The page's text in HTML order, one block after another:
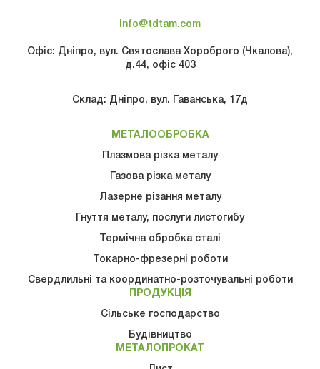
Info@tdtam.com
Офіс: Дніпро, вул. Святослава Хороброго (Чкалова),
д.44, офіс 403
Склад: Дніпро, вул. Гаванська, 17д
ПРОДУКЦІЯ
Сільське господарство
Будівництво
МЕТАЛОПРОКАТ
МЕТАЛООБРОБКА
Плазмова різка металу
Газова рiзка металу
Лазерне різання металу
Гнуття металу, послуги листогибу
Термічна обробка сталі
Токарно-фрезерні роботи
Свердлильні та координатно-розточувальні роботи